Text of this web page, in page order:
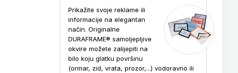
Prikažite svoje reklame ili
informacije na elegantan
način. Originalne
DURAFRAME® samoljepljive
okvire možete zalijepiti na
bilo koju glatku površinu
(ormar, zid, vrata, prozor,...) vodoravno ili